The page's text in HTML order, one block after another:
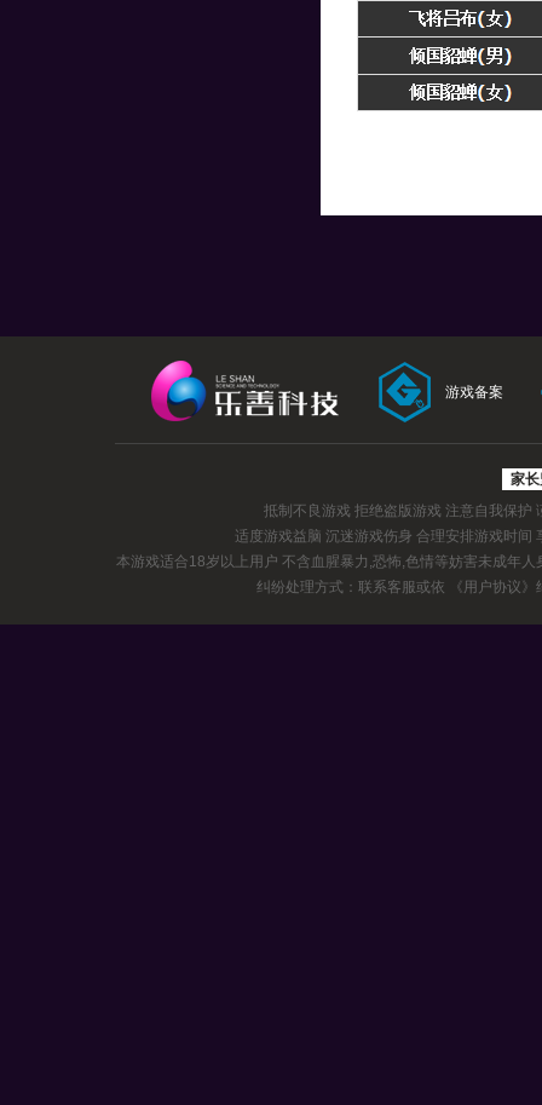
游戏备案
家
抵制不良游戏 拒绝盗版游戏 注意自我保护
适度游戏益脑 沉迷游戏伤身 合理安排游戏时间
本游戏适合18岁以上用户 不含血腥暴力,恐怖,色情等妨害未成年人
纠纷处理方式：联系客服或依
《用户协议》